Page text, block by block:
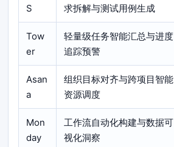
S
求拆解与测试用例生成
Tow
er
轻量级任务智能汇总与进度
追踪预警
Asan
a
组织目标对齐与跨项目智能
资源调度
Mon
day
工作流自动化构建与数据可
视化洞察